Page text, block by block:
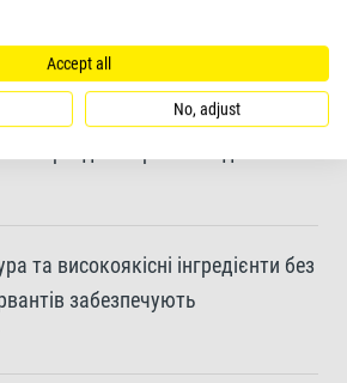
води
та високоякісні інгредієнти без
забезпечують
Accept all
No, adjust